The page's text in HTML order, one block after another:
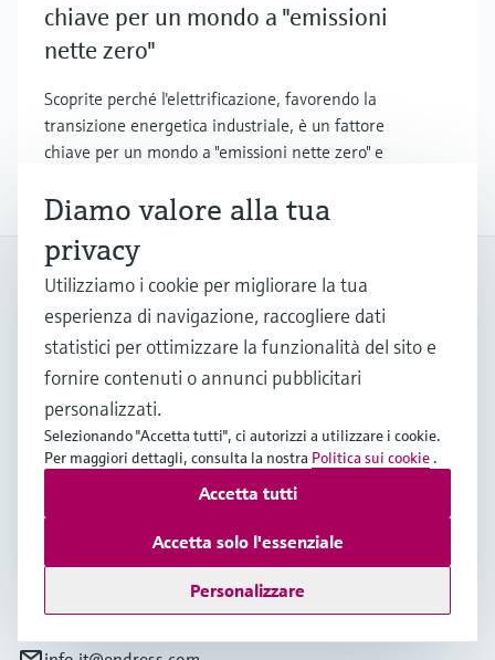
chiave per un mondo a "emissioni
nette zero"
Scoprite perché l'elettrificazione, favorendo la
transizione energetica industriale, è un fattore
chiave per un mondo a "emissioni nette zero" e
My Endress+Hauser
Aumenta l'efficienza e risparmia tempo prezioso con un
account My Endress+Hauser!
Registrazione
Maggiori informazioni
Endress+Hauser Italia S.p.A.
Diamo valore alla tua
privacy
Utilizziamo i cookie per migliorare la tua
esperienza di navigazione, raccogliere dati
statistici per ottimizzare la funzionalità del sito e
fornire contenuti o annunci pubblicitari
personalizzati.
Selezionando "Accetta tutti", ci autorizzi a utilizzare i cookie.
Per maggiori dettagli, consulta la nostra Politica sui cookie .
Personalizzare
Accetta solo l'essenziale
Accetta tutti